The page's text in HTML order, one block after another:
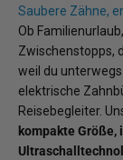
Saubere Zähne,
Ob
Zwischenstopps,
weil du
elektrische
Reisebegleiter.
kompakte Größe,